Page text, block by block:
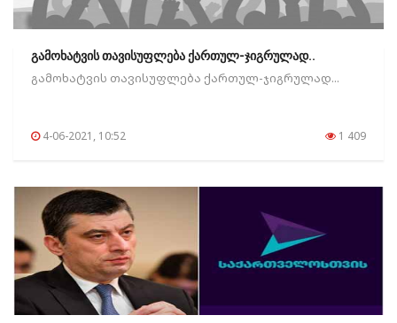
გამოხატვის თავისუფლება ქართულ-ჯიგრულად..
გამოხატვის თავისუფლება ქართულ-ჯიგრულად...
4-06-2021, 10:52 1 409